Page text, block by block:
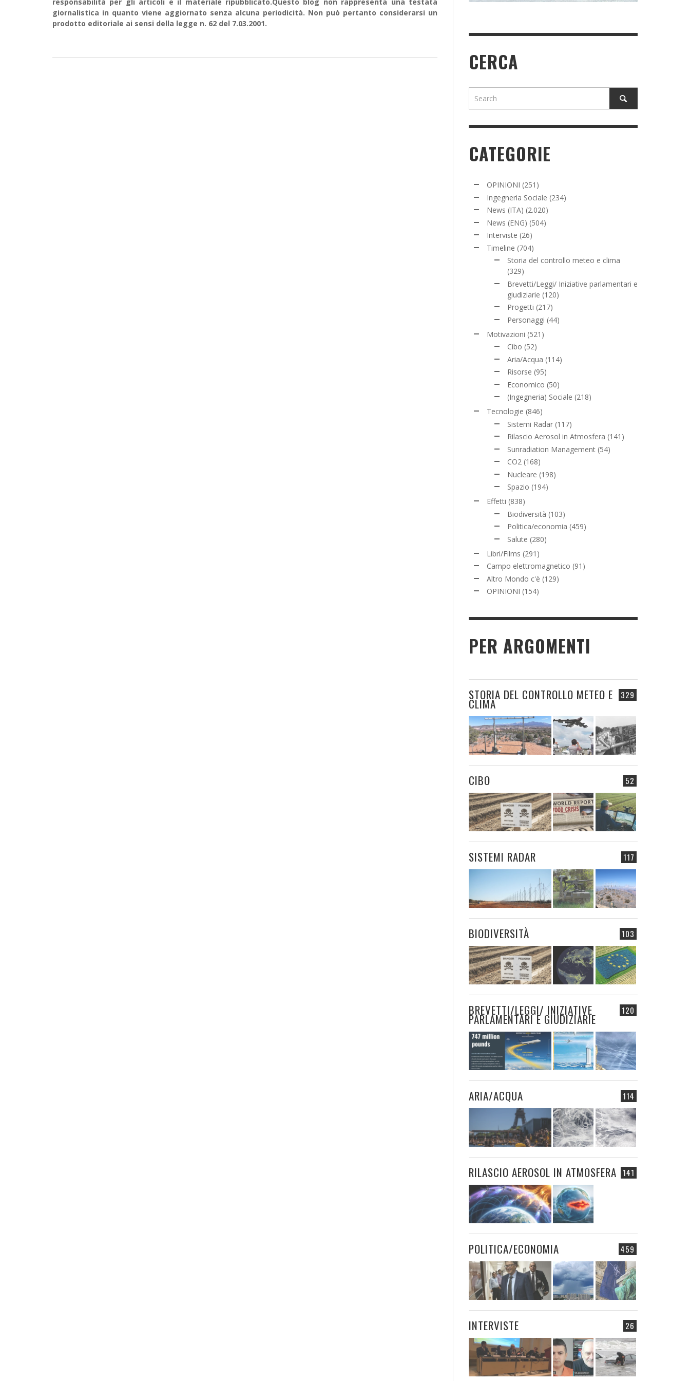
giornalistica in quanto viene aggiornato senza alcuna periodicità. Non può pertanto considerarsi un
prodotto editoriale ai sensi della legge n. 62 del 7.03.2001.
CERCA
CATEGORIE
OPINIONI (251)
Ingegneria Sociale (234)
News (ITA) (2.020)
News (ENG) (504)
Interviste (26)
Timeline (704)
Storia del controllo meteo e clima
(329)
Brevetti/Leggi/ Iniziative parlamentari e
giudiziarie (120)
Progetti (217)
Personaggi (44)
Motivazioni (521)
Cibo (52)
Aria/Acqua (114)
Risorse (95)
Economico (50)
(Ingegneria) Sociale (218)
Tecnologie (846)
Sistemi Radar (117)
Rilascio Aerosol in Atmosfera (141)
Sunradiation Management (54)
CO2 (168)
Nucleare (198)
Spazio (194)
Effetti (838)
Biodiversità (103)
Politica/economia (459)
Salute (280)
Libri/Films (291)
Campo elettromagnetico (91)
Altro Mondo c'è (129)
OPINIONI (154)
PER ARGOMENTI
329
STORIA DEL CONTROLLO METEO E
CLIMA
52
CIBO
117
SISTEMI RADAR
103
BIODIVERSITÀ
120
BREVETTI/LEGGI/ INIZIATIVE
PARLAMENTARI E GIUDIZIARIE
114
ARIA/ACQUA
141
RILASCIO AEROSOL IN ATMOSFERA
459
POLITICA/ECONOMIA
26
INTERVISTE